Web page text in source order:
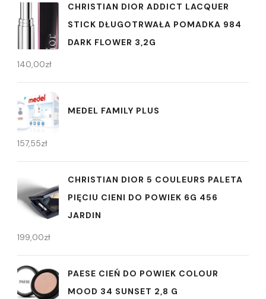
CHRISTIAN DIOR ADDICT LACQUER
STICK DŁUGOTRWAŁA POMADKA 984
DARK FLOWER 3,2G
140,00zł
MEDEL FAMILY PLUS
157,55zł
CHRISTIAN DIOR 5 COULEURS PALETA
PIĘCIU CIENI DO POWIEK 6G 456
JARDIN
199,00zł
PAESE CIEŃ DO POWIEK COLOUR
MOOD 34 SUNSET 2,8 G